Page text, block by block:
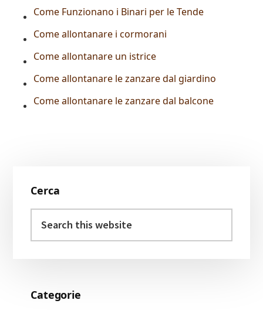
Come Funzionano i Binari per le Tende
Come allontanare i cormorani
Come allontanare un istrice
Come allontanare le zanzare dal giardino
Come allontanare le zanzare dal balcone
Sidebar
Cerca
this
Categorie